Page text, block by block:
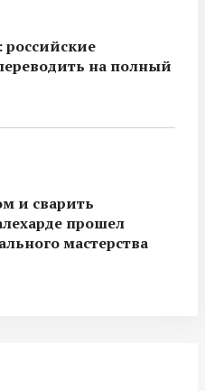
российские
на полный
и сварить
прошел
мастерства